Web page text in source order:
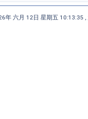
年 六月 12日 星期五 10:13:35 ,